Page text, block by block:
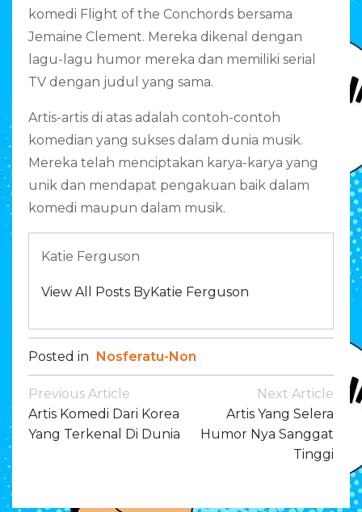
komedi Flight of the Conchords bersama
Jemaine Clement. Mereka dikenal dengan
lagu-lagu humor mereka dan memiliki serial
TV dengan judul yang sama.
Artis-artis di atas adalah contoh-contoh
komedian yang sukses dalam dunia musik.
Mereka telah menciptakan karya-karya yang
unik dan mendapat pengakuan baik dalam
komedi maupun dalam musik.
Katie Ferguson
View All Posts ByKatie Ferguson
Posted in Nosferatu-Non
Post
Navigation
Previous Article
Artis Komedi Dari Korea
Yang Terkenal Di Dunia
Next Article
Artis Yang Selera
Humor Nya Sanggat
Tinggi